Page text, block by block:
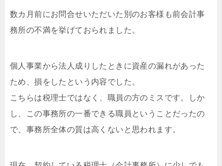
数カ月前にお問合せいただいた別のお客様も前会計事
務所の不満を挙げておられました。
個人事業から法人成りしたときに資産の漏れがあった
ため、損をしたという内容でした。
こちらは税理士ではなく、職員の方のミスです。しか
し、この事務所の一番できる職員ということだったの
で、事務所全体の質は高くないと思われます。